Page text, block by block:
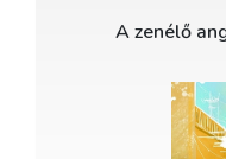
A zenélő